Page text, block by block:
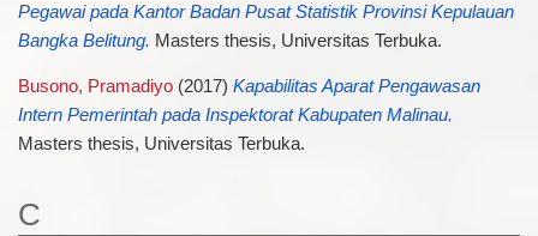
Pegawai pada Kantor Badan Pusat Statistik Provinsi Kepulauan
Bangka Belitung. Masters thesis, Universitas Terbuka.
Busono, Pramadiyo(2017) Kapabilitas Aparat Pengawasan
Intern Pemerintah pada Inspektorat Kabupaten Malinau.
Masters thesis, Universitas Terbuka.
C